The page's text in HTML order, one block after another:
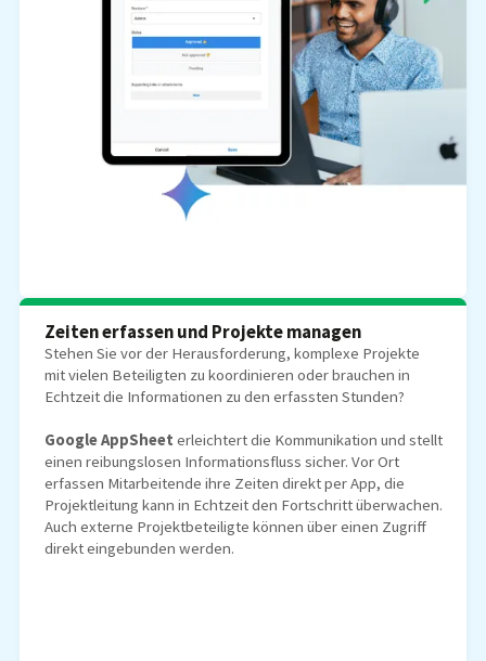
Zeiten erfassen und Projekte managen
Stehen Sie vor der Herausforderung, komplexe Projekte
mit vielen Beteiligten zu koordinieren oder brauchen in
Echtzeit die Informationen zu den erfassten Stunden?
Google AppSheet erleichtert die Kommunikation und stellt
einen reibungslosen Informationsfluss sicher. Vor Ort
erfassen Mitarbeitende ihre Zeiten direkt per App, die
Projektleitung kann in Echtzeit den Fortschritt überwachen.
Auch externe Projektbeteiligte können über einen Zugriff
direkt eingebunden werden.